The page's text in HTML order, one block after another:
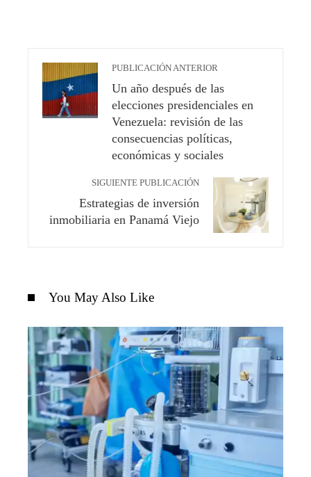
PUBLICACIÓN ANTERIOR
Un año después de las
elecciones presidenciales en
Venezuela: revisión de las
consecuencias políticas,
económicas y sociales
SIGUIENTE PUBLICACIÓN
Estrategias de inversión
inmobiliaria en Panamá Viejo
You May Also Like